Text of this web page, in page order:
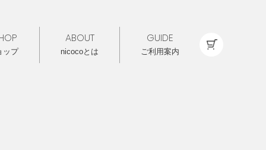
ップ
ABOUT
nicocoとは
GUIDE
ご利用案内